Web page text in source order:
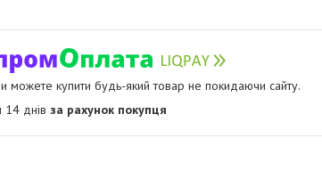
можете купити будь-який товар не покидаючи сайту.
14 днів за рахунок покупця